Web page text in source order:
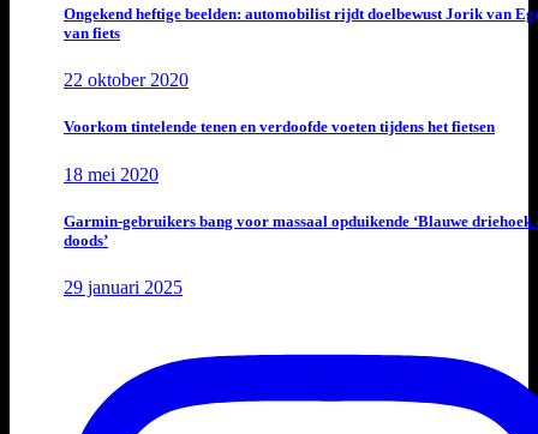
Ongekend heftige beelden: automobilist rijdt doelbewust Jorik van
van fiets
22 oktober 2020
Voorkom tintelende tenen en verdoofde voeten tijdens het fietsen
18 mei 2020
Garmin-gebruikers bang voor massaal opduikende ‘Blauwe driehoek
doods’
29 januari 2025